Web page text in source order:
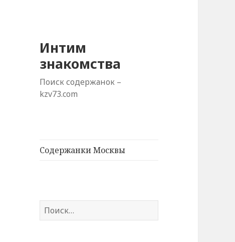
Интим
знакомства
Поиск содержанок –
kzv73.com
Содержанки Москвы
Н
а